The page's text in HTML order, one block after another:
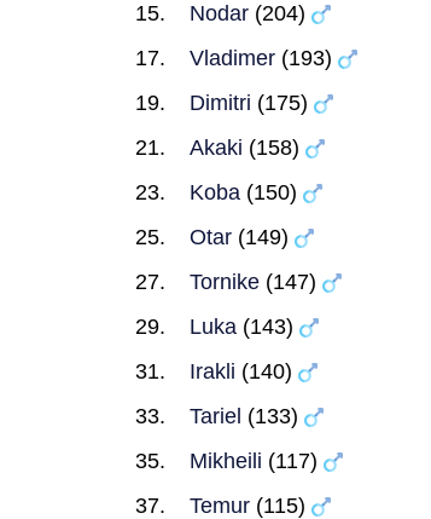
Nodar (204)
Vladimer (193)
Dimitri (175)
Akaki (158)
Koba (150)
Otar (149)
Tornike (147)
Luka (143)
Irakli (140)
Tariel (133)
Mikheili (117)
Temur (115)